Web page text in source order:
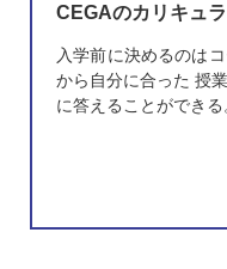
CEGAのカリキュ
入学前に決めるのは
から自分に合った 授
に答えることができる